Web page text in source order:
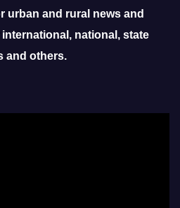
urban and rural news and
national, state
and others.